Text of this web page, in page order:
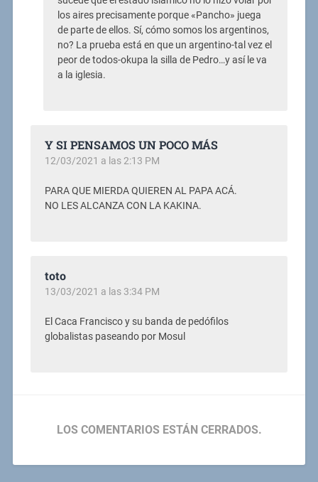
los aires precisamente porque «Pancho» juega
de parte de ellos. Sí, cómo somos los argentinos,
no? La prueba está en que un argentino-tal vez el
peor de todos-okupa la silla de Pedro…y así le va
a la iglesia.
Y SI PENSAMOS UN POCO MÁS
12/03/2021 a las 2:13 PM
PARA QUE MIERDA QUIEREN AL PAPA ACÁ.
NO LES ALCANZA CON LA KAKINA.
toto
13/03/2021 a las 3:34 PM
El Caca Francisco y su banda de pedófilos
globalistas paseando por Mosul
LOS COMENTARIOS ESTÁN CERRADOS.